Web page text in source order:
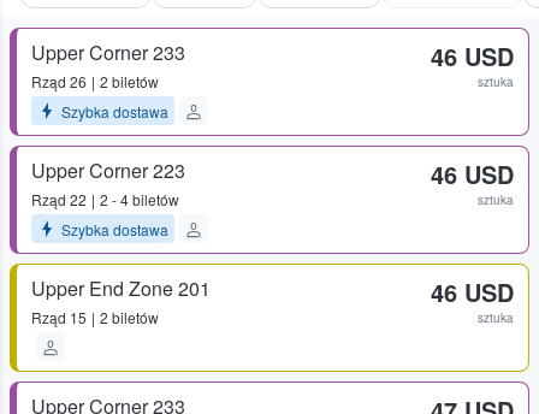
Upper Corner 233
Rząd 26
2 biletów
Szybka dostawa
46 USD
sztuka
Upper Corner 223
Rząd 22
2 - 4 biletów
Szybka dostawa
46 USD
sztuka
Upper End Zone 201
Rząd 15 2 biletów
46 USD
sztuka
Upper Corner 233